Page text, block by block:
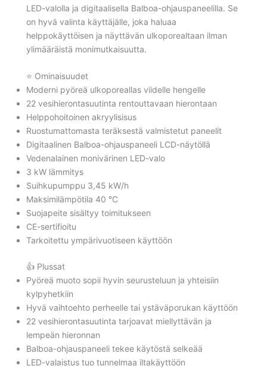
LED-valolla ja digitaalisella Balboa-ohjauspaneelilla. Se
on hyvä valinta käyttäjälle, joka haluaa
helppokäyttöisen ja näyttävän ulkoporealtaan ilman
ylimääräistä monimutkaisuutta.
⭐ Ominaisuudet
Moderni pyöreä ulkoporeallas viidelle hengelle
22 vesihierontasuutinta rentouttavaan hierontaan
Helppohoitoinen akryylisisus
Ruostumattomasta teräksestä valmistetut paneelit
Digitaalinen Balboa-ohjauspaneeli LCD-näytöllä
Vedenalainen monivärinen LED-valo
3 kW lämmitys
Suihkupumppu 3,45 kW/h
Maksimilämpötila 40 °C
Suojapeite sisältyy toimitukseen
CE-sertifioitu
Tarkoitettu ympärivuotiseen käyttöön
👍 Plussat
Pyöreä muoto sopii hyvin seurusteluun ja yhteisiin
kylpyhetkiin
Hyvä vaihtoehto perheelle tai ystäväporukan käyttöön
22 vesihierontasuutinta tarjoavat miellyttävän ja
lempeän hieronnan
Balboa-ohjauspaneeli tekee käytöstä selkeää
LED-valaistus tuo tunnelmaa iltakäyttöön